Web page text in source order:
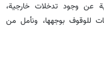
عن وجود تدخلات خارجية،
للوقوف بوجهها، ونأمل من